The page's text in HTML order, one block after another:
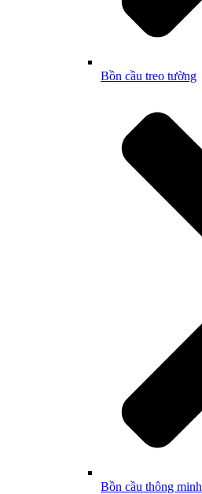
Bồn cầu treo tường
Bồn cầu thông minh